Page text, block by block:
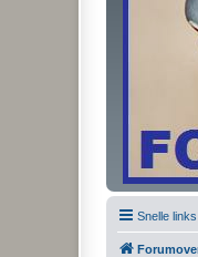
Snelle links